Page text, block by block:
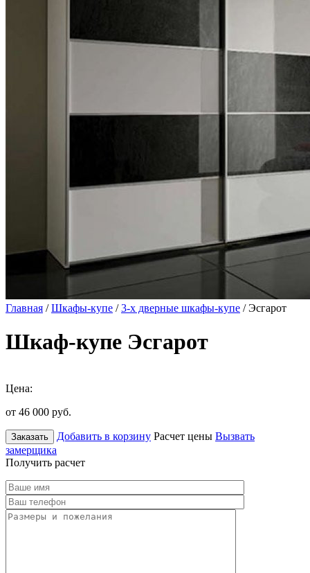
Главная /Шкафы-купе /3-х дверные шкафы-купе / Эсгарот
Шкаф-купе Эсгарот
Цена:
от 46 000 руб.
Заказать Добавить в корзину Расчет цены Вызвать
замерщика
Получить расчет